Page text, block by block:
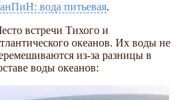
вода питьевая.
встречи Тихого и
океанов. Их воды не
из-за разницы в
воды океанов: